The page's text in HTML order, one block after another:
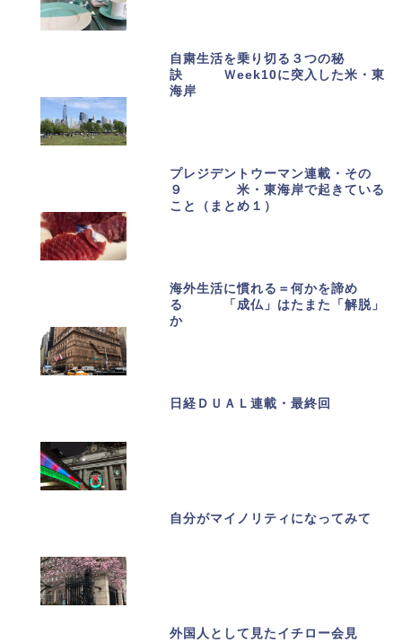
自粛生活を乗り切る３つの秘
訣 Ｗeek10に突入した米・東
海岸
プレジデントウーマン連載・その
９ 米・東海岸で起きている
こと（まとめ１）
海外生活に慣れる＝何かを諦め
る 「成仏」はたまた「解脱」
か
日経ＤＵＡＬ連載・最終回
自分がマイノリティになってみて
外国人として見たイチロー会見